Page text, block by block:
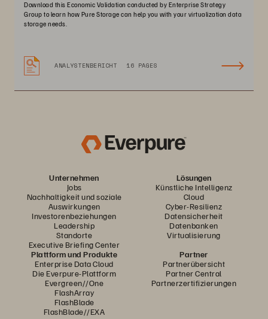
Download this Economic Validation conducted by Enterprise Strategy
Group to learn how Pure Storage can help you with your virtualization data
storage needs.
ANALYSTENBERICHT 16 PAGES
Unternehmen
Jobs
Nachhaltigkeit und soziale
Auswirkungen
Investorenbeziehungen
Leadership
Standorte
Executive Briefing Center
Lösungen
Künstliche Intelligenz
Cloud
Cyber-Resilienz
Datensicherheit
Datenbanken
Virtualisierung
Plattform und Produkte
Enterprise Data Cloud
Die Everpure-Plattform
Evergreen//One
FlashArray
FlashBlade
FlashBlade//EXA
Partner
Partnerübersicht
Partner Central
Partnerzertifizierungen